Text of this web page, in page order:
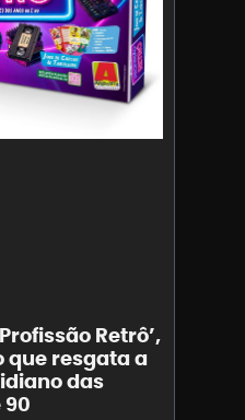
Retrô’,
que resgata a
das
90